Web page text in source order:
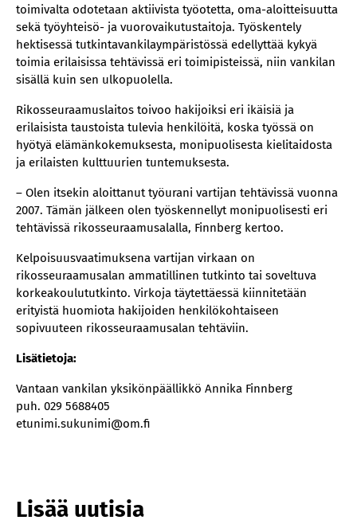
toimivalta odotetaan aktiivista työotetta, oma-aloitteisuutta
sekä työyhteisö- ja vuorovaikutustaitoja. Työskentely
hektisessä tutkintavankilaympäristössä edellyttää kykyä
toimia erilaisissa tehtävissä eri toimipisteissä, niin vankilan
sisällä kuin sen ulkopuolella.
Rikosseuraamuslaitos toivoo hakijoiksi eri ikäisiä ja
erilaisista taustoista tulevia henkilöitä, koska työssä on
hyötyä elämänkokemuksesta, monipuolisesta kielitaidosta
ja erilaisten kulttuurien tuntemuksesta.
– Olen itsekin aloittanut työurani vartijan tehtävissä vuonna
2007. Tämän jälkeen olen työskennellyt monipuolisesti eri
tehtävissä rikosseuraamusalalla, Finnberg kertoo.
Kelpoisuusvaatimuksena vartijan virkaan on
rikosseuraamusalan ammatillinen tutkinto tai soveltuva
korkeakoulututkinto. Virkoja täytettäessä kiinnitetään
erityistä huomiota hakijoiden henkilökohtaiseen
sopivuuteen rikosseuraamusalan tehtäviin.
Lisätietoja:
Vantaan vankilan yksikönpäällikkö Annika Finnberg
puh. 029 5688405
etunimi.sukunimi@om.fi
Lisää uutisia